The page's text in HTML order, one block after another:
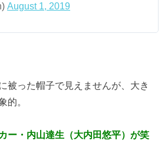
August 1, 2019
被った帽子で見えませんが、大き
的。
ー・内山達生（大内田悠平）が笑